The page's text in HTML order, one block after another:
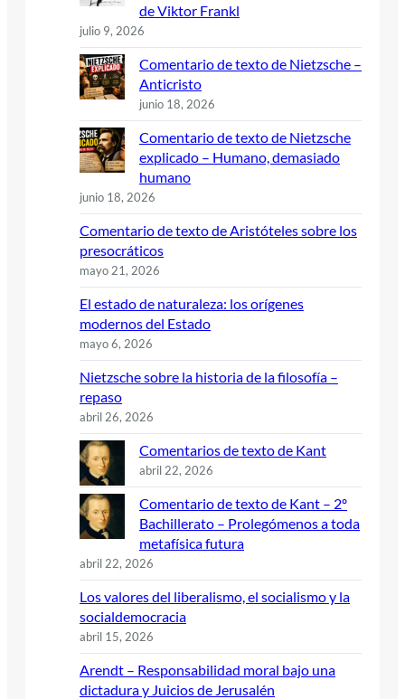
de Viktor Frankl
julio 9, 2026
Comentario de texto de Nietzsche –
Anticristo
junio 18, 2026
Comentario de texto de Nietzsche
explicado – Humano, demasiado
humano
junio 18, 2026
Comentario de texto de Aristóteles sobre los
presocráticos
mayo 21, 2026
El estado de naturaleza: los orígenes
modernos del Estado
mayo 6, 2026
Nietzsche sobre la historia de la filosofía –
repaso
abril 26, 2026
Comentarios de texto de Kant
abril 22, 2026
Comentario de texto de Kant – 2º
Bachillerato – Prolegómenos a toda
metafísica futura
abril 22, 2026
Los valores del liberalismo, el socialismo y la
socialdemocracia
abril 15, 2026
Arendt – Responsabilidad moral bajo una
dictadura y Juicios de Jerusalén